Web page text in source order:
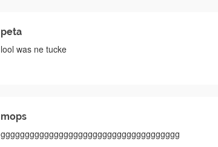
peta
lool was ne tucke
mops
ggggggggggggggggggggggggggggggggggggg